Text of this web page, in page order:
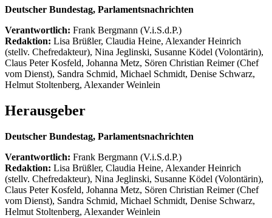
Deutscher Bundestag, Parlamentsnachrichten
Verantwortlich: Frank Bergmann (V.i.S.d.P.)
Redaktion: Lisa Brüßler, Claudia Heine, Alexander Heinrich
(stellv. Chefredakteur), Nina Jeglinski, Susanne Ködel (Volontärin),
Claus Peter Kosfeld, Johanna Metz, Sören Christian Reimer (Chef
vom Dienst), Sandra Schmid, Michael Schmidt, Denise Schwarz,
Helmut Stoltenberg, Alexander Weinlein
Herausgeber
Deutscher Bundestag, Parlamentsnachrichten
Verantwortlich: Frank Bergmann (V.i.S.d.P.)
Redaktion: Lisa Brüßler, Claudia Heine, Alexander Heinrich
(stellv. Chefredakteur), Nina Jeglinski, Susanne Ködel (Volontärin),
Claus Peter Kosfeld, Johanna Metz, Sören Christian Reimer (Chef
vom Dienst), Sandra Schmid, Michael Schmidt, Denise Schwarz,
Helmut Stoltenberg, Alexander Weinlein